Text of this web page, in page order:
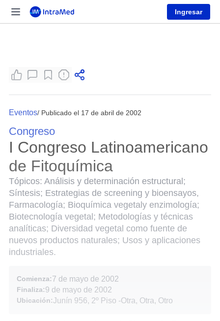
Ingresar
Eventos/ Publicado el 17 de abril de 2002
Congreso
I Congreso Latinoamericano
de Fitoquímica
Tópicos: Análisis y determinación estructural;
Síntesis; Estrategias de screening y bioensayos,
Farmacología; Bioquímica vegetaly enzimología;
Biotecnología vegetal; Metodologías y técnicas
analíticas; Diversidad vegetal como fuente de
nuevos productos naturales; Usos y aplicaciones
industriales.
Comienza:7 de mayo de 2002
Finaliza:9 de mayo de 2002
Ubicación:Junín 956, 2º Piso -Otra, Otra, Otro